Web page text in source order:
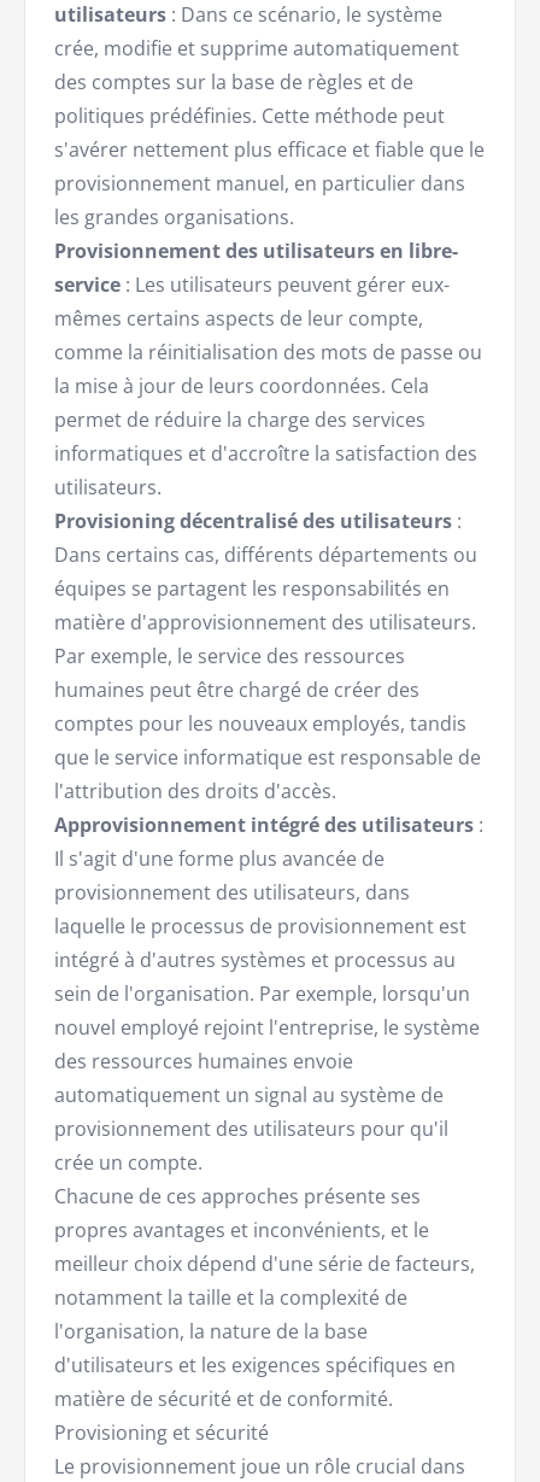
utilisateurs : Dans ce scénario, le système
crée, modifie et supprime automatiquement
des comptes sur la base de règles et de
politiques prédéfinies. Cette méthode peut
s'avérer nettement plus efficace et fiable que le
provisionnement manuel, en particulier dans
les grandes organisations.
Provisionnement des utilisateurs en libre-
service : Les utilisateurs peuvent gérer eux-
mêmes certains aspects de leur compte,
comme la réinitialisation des mots de passe ou
la mise à jour de leurs coordonnées. Cela
permet de réduire la charge des services
informatiques et d'accroître la satisfaction des
utilisateurs.
Provisioning décentralisé des utilisateurs :
Dans certains cas, différents départements ou
équipes se partagent les responsabilités en
matière d'approvisionnement des utilisateurs.
Par exemple, le service des ressources
humaines peut être chargé de créer des
comptes pour les nouveaux employés, tandis
que le service informatique est responsable de
l'attribution des droits d'accès.
Approvisionnement intégré des utilisateurs :
Il s'agit d'une forme plus avancée de
provisionnement des utilisateurs, dans
laquelle le processus de provisionnement est
intégré à d'autres systèmes et processus au
sein de l'organisation. Par exemple, lorsqu'un
nouvel employé rejoint l'entreprise, le système
des ressources humaines envoie
automatiquement un signal au système de
provisionnement des utilisateurs pour qu'il
crée un compte.
Chacune de ces approches présente ses
propres avantages et inconvénients, et le
meilleur choix dépend d'une série de facteurs,
notamment la taille et la complexité de
l'organisation, la nature de la base
d'utilisateurs et les exigences spécifiques en
matière de sécurité et de conformité.
Provisioning et sécurité
Le provisionnement joue un rôle crucial dans